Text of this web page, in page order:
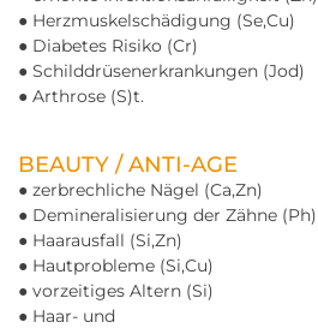
● Herzmuskelschädigung (Se,Cu)
● Diabetes Risiko (Cr)
● Schilddrüsenerkrankungen (Jod)
● Arthrose (S)t.
BEAUTY / ANTI-AGE
● zerbrechliche Nägel (Ca,Zn)
● Demineralisierung der Zähne (Ph)
● Haarausfall (Si,Zn)
● Hautprobleme (Si,Cu)
● vorzeitiges Altern (Si)
● Haar- und